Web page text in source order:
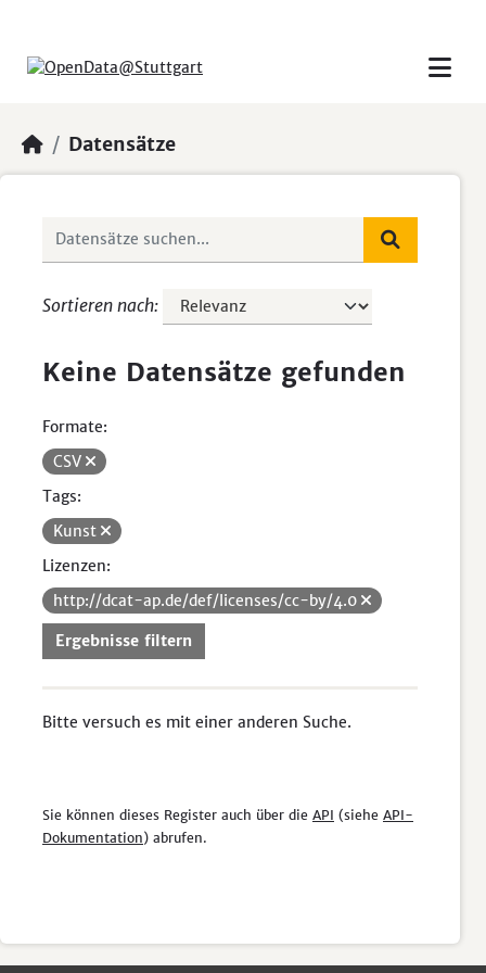
Datensätze
Sortieren nach
Keine Datensätze gefunden
Formate:
CSV
Tags:
Kunst
Lizenzen:
http://dcat-ap.de/def/licenses/cc-by/4.0
Ergebnisse filtern
Bitte versuch es mit einer anderen Suche.
Sie können dieses Register auch über die API (siehe API-
Dokumentation) abrufen.